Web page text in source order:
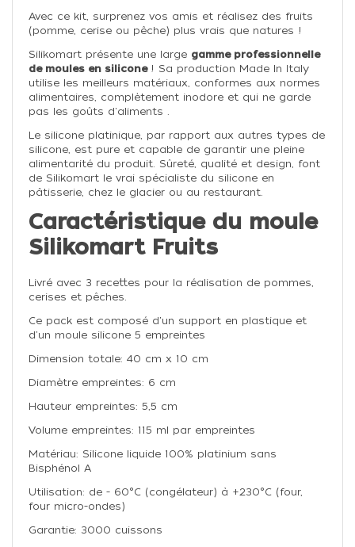
Avec ce kit, surprenez vos amis et réalisez des fruits
(pomme, cerise ou pêche) plus vrais que natures !
Silikomart présente une large gamme professionnelle
de moules en silicone ! Sa production Made In Italy
utilise les meilleurs matériaux, conformes aux normes
alimentaires, complètement inodore et qui ne garde
pas les goûts d'aliments .
Le silicone platinique, par rapport aux autres types de
silicone, est pure et capable de garantir une pleine
alimentarité du produit. Sûreté, qualité et design, font
de Silikomart le vrai spécialiste du silicone en
pâtisserie, chez le glacier ou au restaurant.
Caractéristique du moule
Silikomart Fruits
Livré avec 3 recettes pour la réalisation de pommes,
cerises et pêches.
Ce pack est composé d'un support en plastique et
d'un moule silicone 5 empreintes
Dimension totale: 40 cm x 10 cm
Diamètre empreintes: 6 cm
Hauteur empreintes: 5,5 cm
Volume empreintes: 115 ml par empreintes
Matériau: Silicone liquide 100% platinium sans
Bisphénol A
Utilisation: de - 60°C (congélateur) à +230°C (four,
four micro-ondes)
Garantie: 3000 cuissons